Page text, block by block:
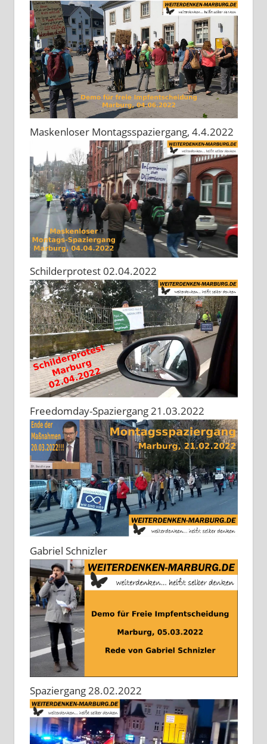
Maskenloser Montagsspaziergang, 4.4.2022
Schilderprotest 02.04.2022
Freedomday-Spaziergang 21.03.2022
Gabriel Schnizler
Spaziergang 28.02.2022